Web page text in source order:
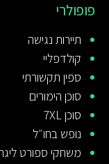
פופולרי
תיירות נגישה
קולדפליי
ספין תקשורתי
סוכן הימורים
סוכן 7XL
נופש בחו״ל
משחקי ספורט